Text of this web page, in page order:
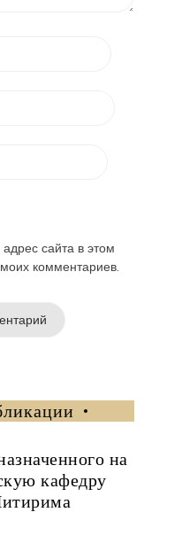
сайта в этом
комментариев.
на
кафедру